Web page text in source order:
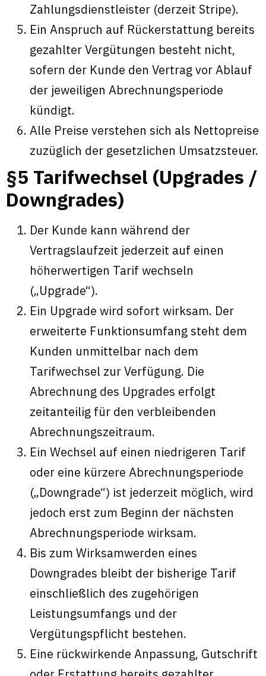
Zahlungsdienstleister (derzeit Stripe).
Ein Anspruch auf Rückerstattung bereits
gezahlter Vergütungen besteht nicht,
sofern der Kunde den Vertrag vor Ablauf
der jeweiligen Abrechnungsperiode
kündigt.
Alle Preise verstehen sich als Nettopreise
zuzüglich der gesetzlichen Umsatzsteuer.
§5 Tarifwechsel (Upgrades /
Downgrades)
Der Kunde kann während der
Vertragslaufzeit jederzeit auf einen
höherwertigen Tarif wechseln
(„Upgrade“).
Ein Upgrade wird sofort wirksam. Der
erweiterte Funktionsumfang steht dem
Kunden unmittelbar nach dem
Tarifwechsel zur Verfügung. Die
Abrechnung des Upgrades erfolgt
zeitanteilig für den verbleibenden
Abrechnungszeitraum.
Ein Wechsel auf einen niedrigeren Tarif
oder eine kürzere Abrechnungsperiode
(„Downgrade“) ist jederzeit möglich, wird
jedoch erst zum Beginn der nächsten
Abrechnungsperiode wirksam.
Bis zum Wirksamwerden eines
Downgrades bleibt der bisherige Tarif
einschließlich des zugehörigen
Leistungsumfangs und der
Vergütungspflicht bestehen.
Eine rückwirkende Anpassung, Gutschrift